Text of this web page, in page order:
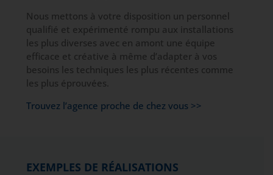
Nous mettons à votre disposition un personnel
qualifié et expérimenté rompu aux installations
les plus diverses avec en amont une équipe
efficace et créative à même d’adapter à vos
besoins les techniques les plus récentes comme
les plus éprouvées.
Trouvez l’agence proche de chez vous >>
EXEMPLES DE RÉALISATIONS